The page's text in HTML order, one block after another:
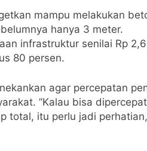
mampu melakukan
hanya 3 meter.
infrastruktur senilai Rp
80 persen.
agar percepatan
’’Kalau bisa
itu perlu jadi